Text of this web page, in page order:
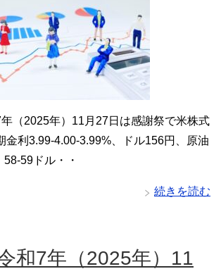
年（2025年）11月27日は感謝祭で米株式
金利3.99-4.00-3.99%、ドル156円、原油
59ドル・・
続きを読む
和7年（2025年）11